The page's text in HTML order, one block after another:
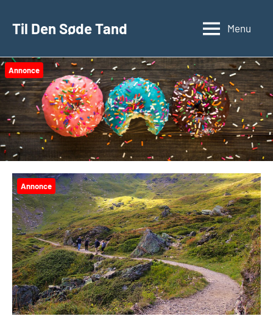
Til Den Søde Tand Menu
Annonce
Annonce